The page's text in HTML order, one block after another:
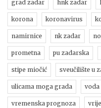
grad zadar hnk zadar
korona koronavirus
namirnice nk zadar
prometna pu zadarska
stipe miočić sveučilište u
ulicama moga grada voda
vremenska prognoza